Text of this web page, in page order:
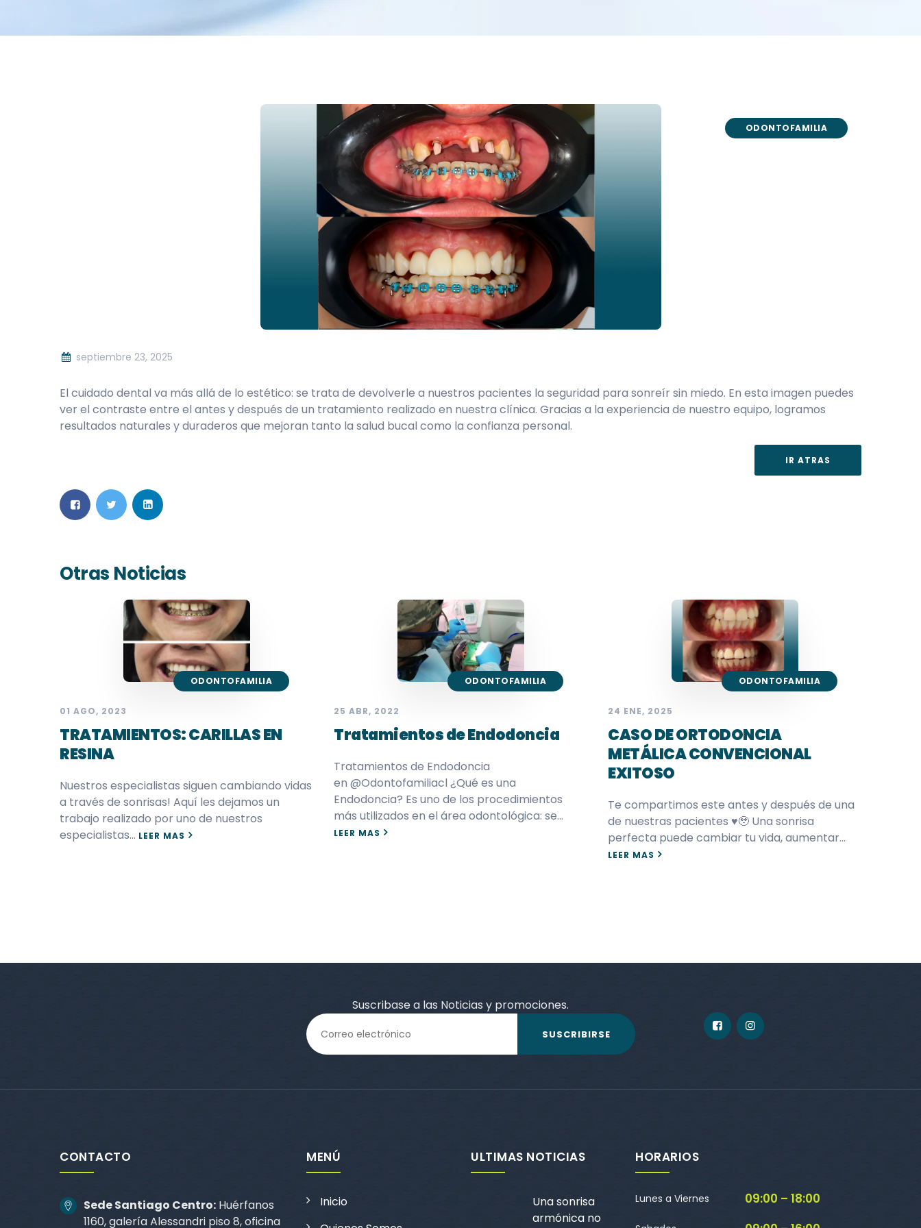
ODONTOFAMILIA
septiembre 23, 2025
El cuidado dental va más allá de lo estético: se trata de devolverle a nuestros pacientes la seguridad para sonreír sin miedo. En esta imagen puedes
ver el contraste entre el antes y después de un tratamiento realizado en nuestra clínica. Gracias a la experiencia de nuestro equipo, logramos
resultados naturales y duraderos que mejoran tanto la salud bucal como la confianza personal.
IR ATRAS
Otras Noticias
ODONTOFAMILIA
01 AGO, 2023
TRATAMIENTOS: CARILLAS EN
RESINA
Nuestros especialistas siguen cambiando vidas
a través de sonrisas! Aquí les dejamos un
trabajo realizado por uno de nuestros
especialistas… LEER MAS
ODONTOFAMILIA
25 ABR, 2022
Tratamientos de Endodoncia
Tratamientos de Endodoncia
en @Odontofamiliacl ¿Qué es una
Endodoncia? Es uno de los procedimientos
más utilizados en el área odontológica: se…
LEER MAS
ODONTOFAMILIA
24 ENE, 2025
CASO DE ORTODONCIA
METÁLICA CONVENCIONAL
EXITOSO
Te compartimos este antes y después de una
de nuestras pacientes ♥️🥹 Una sonrisa
perfecta puede cambiar tu vida, aumentar…
LEER MAS
Suscribase a las Noticias y promociones.
SUSCRIBIRSE
CONTACTO
Sede Santiago Centro: Huérfanos
1160, galería Alessandri piso 8, oficina
MENÚ
Inicio
ULTIMAS NOTICIAS
Una sonrisa
armónica no
HORARIOS
Lunes a Viernes 09:00 – 18:00